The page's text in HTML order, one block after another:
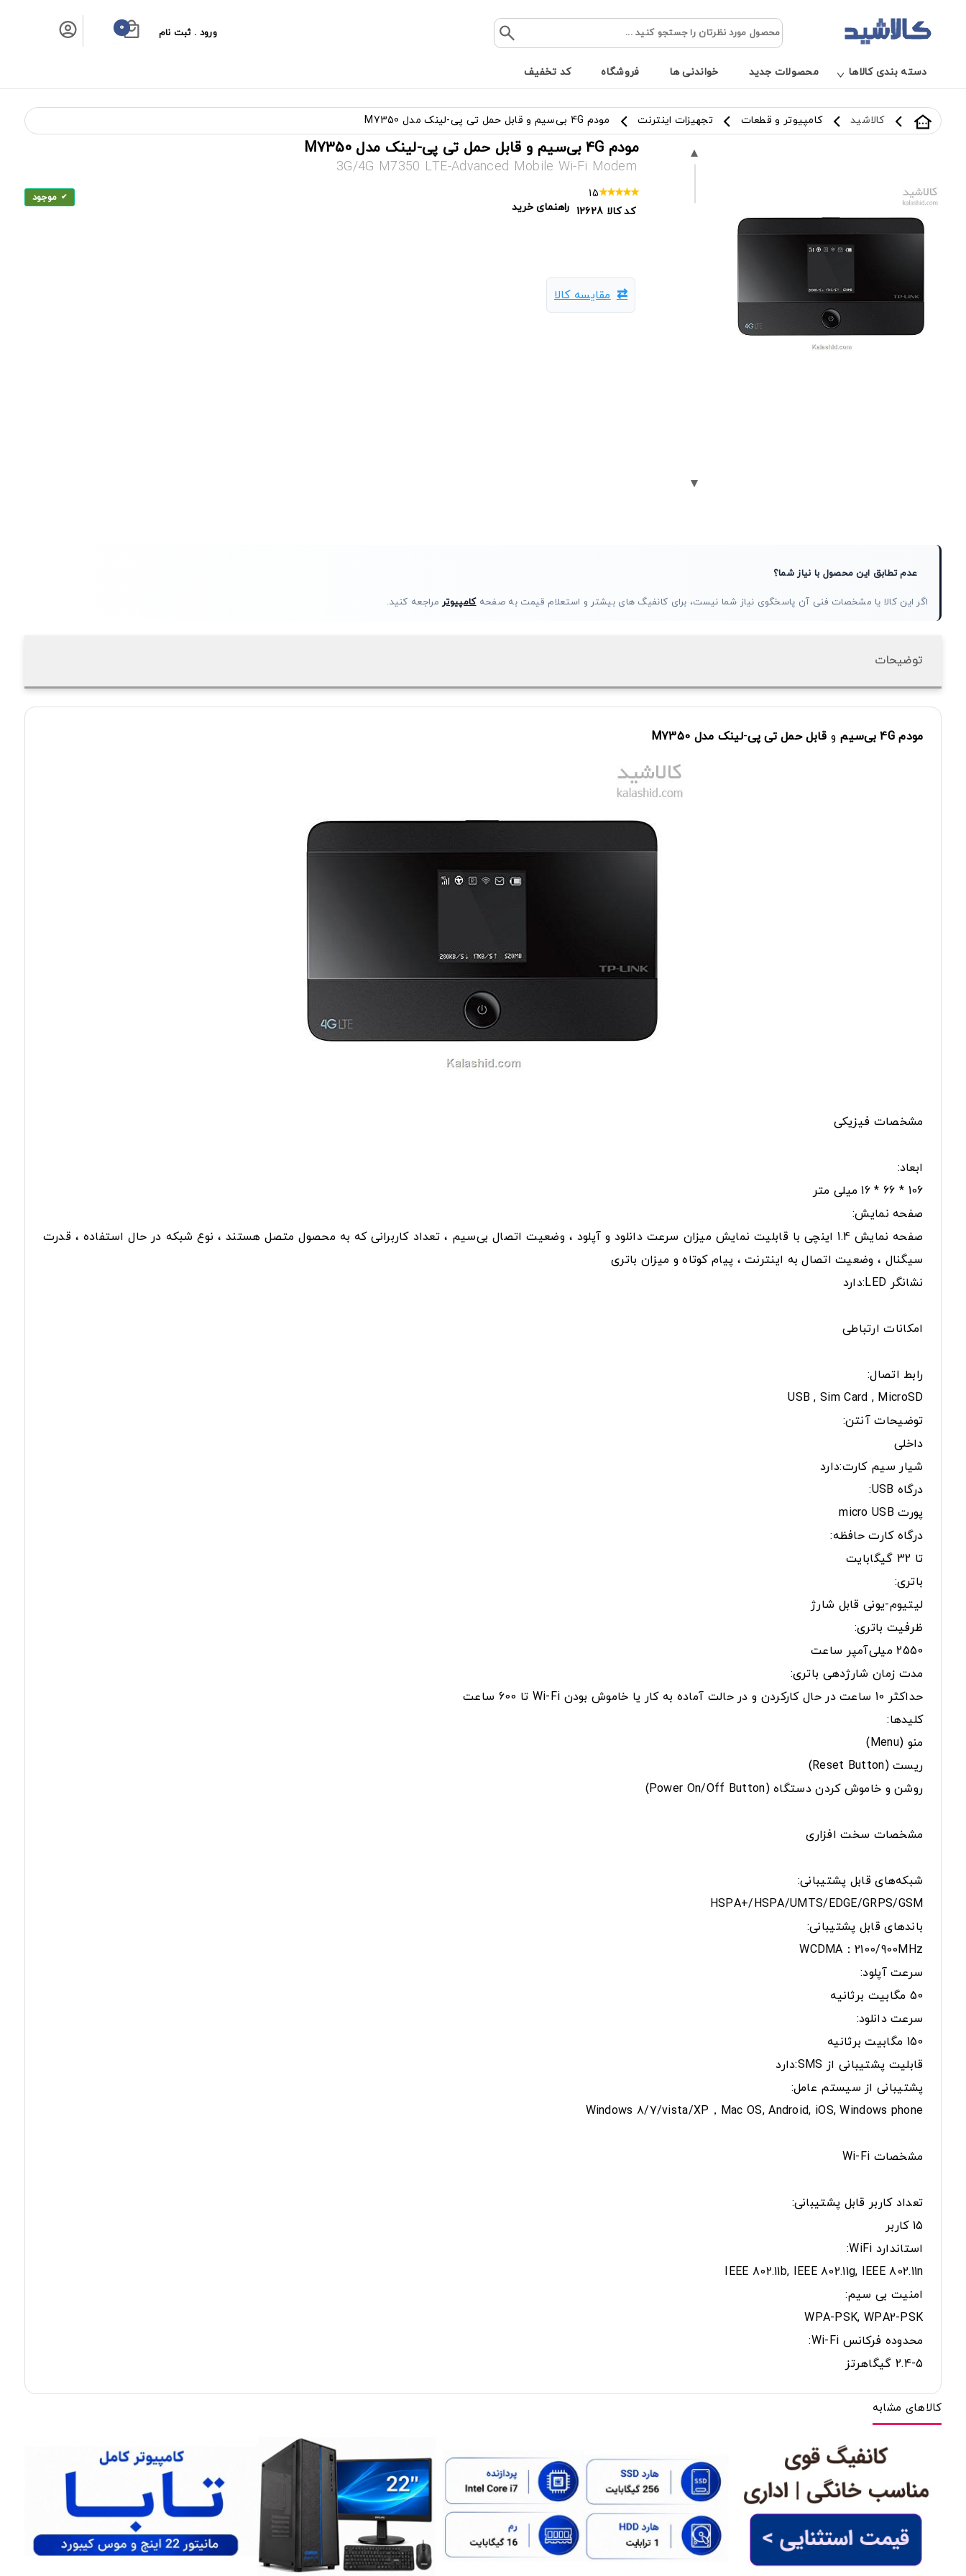
ورود . ثبت نام 0
دسته بندی کالاها محصولات جدید خواندنی ها فروشگاه کد تخفیف
کالاشید کامپیوتر و قطعات تجهیزات اینترنت مودم 4G بی‌سیم و قابل حمل تی پی-لینک مدل M7350
مودم 4G بی‌سیم و قابل حمل تی پی-لینک مدل M7350
3G/4G M7350 LTE-Advanced Mobile Wi-Fi Modem
15 موجود
کد کالا 12628 راهنمای خرید
مقایسه کالا
عدم تطابق این محصول با نیاز شما؟
اگر این کالا یا مشخصات فنی آن پاسخگوی نیاز شما نیست، برای کانفیگ های بیشتر و استعلام قیمت به صفحهکامپیوترمراجعه کنید.
توضیحات
مودم 4G بی‌سیم و قابل حمل تی پی-لینک مدل M7350
مشخصات فیزیکی
ابعاد:
106 * 66 * 16 میلی متر
صفحه نمایش:
صفحه نمایش 1.4 اینچی با قابلیت نمایش میزان سرعت دانلود و آپلود ، وضعیت اتصال بی‌سیم ، تعداد کاربرانی که به محصول متصل هستند ، نوع شبکه‌ در حال استفاده ، قدرت
سیگنال ، وضعیت اتصال به اینترنت ، پیام کوتاه و میزان باتری
نشانگر LED:دارد
امکانات ارتباطی
رابط اتصال:
USB , Sim Card , MicroSD
توضیحات آنتن:
داخلی
شیار سیم کارت:دارد
درگاه USB:
پورت micro USB
درگاه کارت حافظه:
تا 32 گیگابایت
باتری:
لیتیوم-یونی قابل شارژ
ظرفیت باتری:
2550 میلی‌آمپر ساعت
مدت زمان شارژدهی باتری:
حداکثر 10 ساعت در حال کارکردن و در حالت آماده به کار یا خاموش بودن Wi-Fi تا 600 ساعت
کلیدها:
منو (Menu)
ریست (Reset Button)
روشن و خاموش کردن دستگاه (Power On/Off Button)
مشخصات سخت افزاری
شبکه‌های قابل پشتیبانی:
HSPA+/HSPA/UMTS/EDGE/GRPS/GSM
باندهای قابل پشتیبانی:
WCDMA：2100/900MHz
سرعت آپلود:
50 مگابیت برثانیه
سرعت دانلود:
150 مگابیت برثانیه
قابلیت پشتیبانی از SMS:دارد
پشتیبانی از سیستم عامل:
Windows 8/7/vista/XP，Mac OS, Android, iOS, Windows phone
مشخصات Wi-Fi
تعداد کاربر قابل پشتیبانی:
15 کاربر
استاندارد WiFi:
IEEE 802.11b, IEEE 802.11g, IEEE 802.11n
امنیت بی سیم:
WPA-PSK, WPA2-PSK
محدوده فرکانس Wi-Fi:
2.4-5 گیگاهرتز
کالاهای مشابه